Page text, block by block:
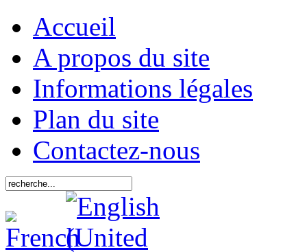
Accueil
A propos du site
Informations légales
Plan du site
Contactez-nous